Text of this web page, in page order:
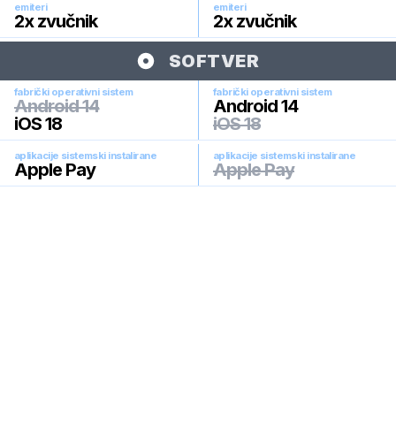
emiteri
2x zvučnik
emiteri
2x zvučnik
SOFTVER
fabrički operativni sistem
Android 14
iOS 18
fabrički operativni sistem
Android 14
iOS 18
aplikacije sistemski instalirane
Apple Pay
aplikacije sistemski instalirane
Apple Pay